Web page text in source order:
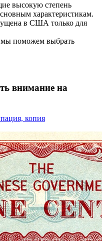
высокую степень
характеристикам.
в США только для
поможем выбрать
внимание на
копия